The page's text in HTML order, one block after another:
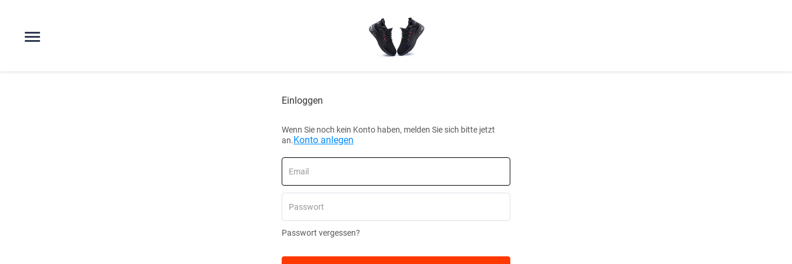
Einloggen
Wenn Sie noch kein Konto haben, melden Sie sich bitte jetzt
an.Konto anlegen
Passwort vergessen?